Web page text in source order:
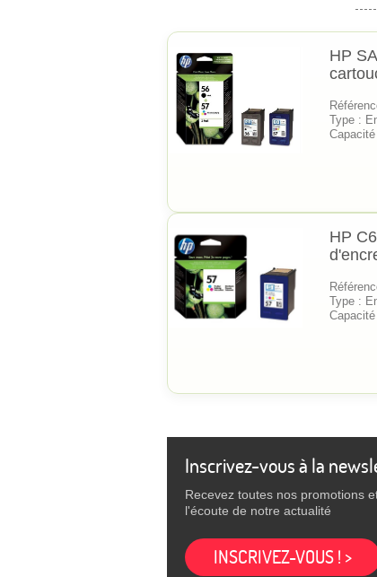
HP
Type :
HP
Type :
Inscrivez-vous à la
Recevez toutes nos promotions
l'écoute de notre actualité
INSCRIVEZ-VOUS ! >